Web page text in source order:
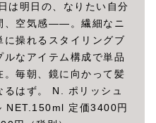
は明日の、なりたい自分
、空気感――。繊細なニ
に操れるスタイリングブ
なアイテム構成で単品
毎朝、鏡に向かって髪
るはず。 N. ポリッシュ
NET.150ml 定価3400円